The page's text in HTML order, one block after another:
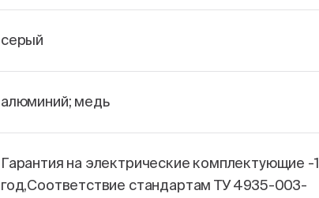
серый
алюминий; медь
Гарантия на электрические комплектующие -1
год,Соответствие стандартам ТУ 4935-003-